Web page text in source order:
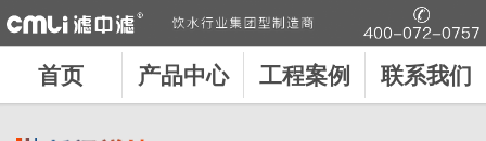
首页 产品中心 工程案例 联系我们